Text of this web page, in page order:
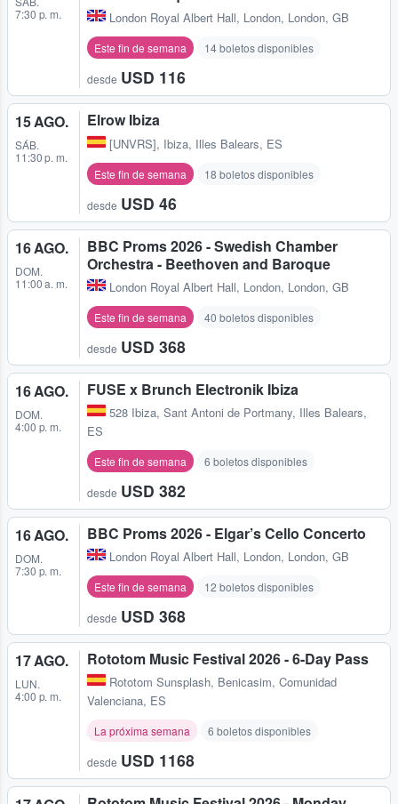
7:30 p. m.
London Royal Albert Hall, London, London, GB
Este fin de semana 14 boletos disponibles
desde USD 116
15 AGO.
SÁB.
11:30 p. m.
Elrow Ibiza
[UNVRS], Ibiza, Illes Balears, ES
Este fin de semana 18 boletos disponibles
desde USD 46
16 AGO.
DOM.
11:00 a. m.
BBC Proms 2026 - Swedish Chamber
Orchestra - Beethoven and Baroque
London Royal Albert Hall, London, London, GB
Este fin de semana 40 boletos disponibles
desde USD 368
16 AGO.
DOM.
4:00 p. m.
FUSE x Brunch Electronik Ibiza
528 Ibiza, Sant Antoni de Portmany, Illes Balears,
ES
Este fin de semana 6 boletos disponibles
desde USD 382
16 AGO.
DOM.
7:30 p. m.
BBC Proms 2026 - Elgar’s Cello Concerto
London Royal Albert Hall, London, London, GB
Este fin de semana 12 boletos disponibles
desde USD 368
17 AGO.
LUN.
4:00 p. m.
Rototom Music Festival 2026 - 6-Day Pass
Rototom Sunsplash, Benicasim, Comunidad
Valenciana, ES
La próxima semana 6 boletos disponibles
desde USD 1168